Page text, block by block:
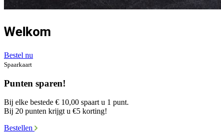
Welkom
Bestel nu
Spaarkaart
Punten sparen!
Bij elke bestede € 10,00 spaart u 1 punt.
Bij 20 punten krijgt u €5 korting!
Bestellen